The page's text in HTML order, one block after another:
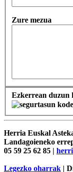
Zure mezua
Ezkerrean duzun
Herria Euskal
Landagoieneko
05 59 25 62 85 |
Legezko oharrak |